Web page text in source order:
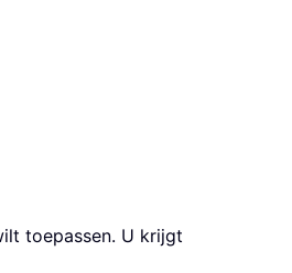
toepassen. U krijgt